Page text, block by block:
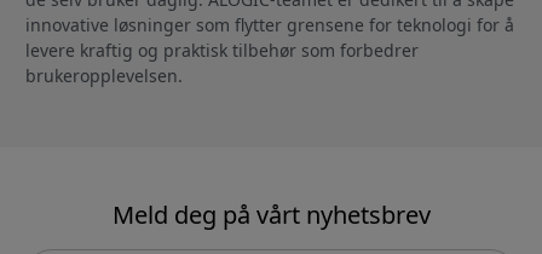
innovative løsninger som flytter grensene for teknologi for å
levere kraftig og praktisk tilbehør som forbedrer
brukeropplevelsen.
Meld deg på vårt nyhetsbrev